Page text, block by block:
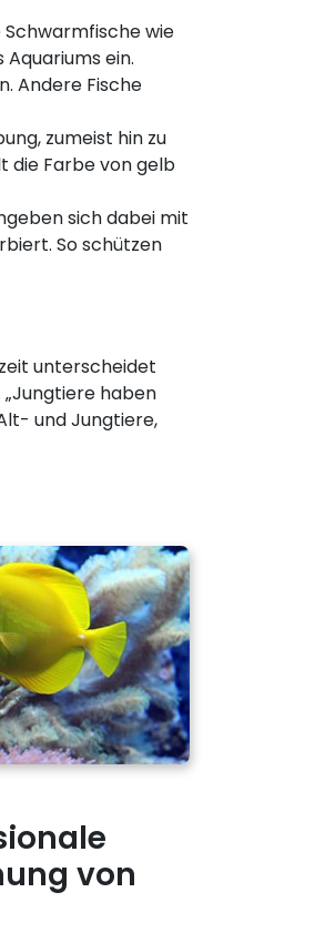
wie
ein.
Andere Fische
zumeist hin zu
die Farbe von gelb
sich dabei mit
So schützen
unterscheidet
haben
und Jungtiere,
von